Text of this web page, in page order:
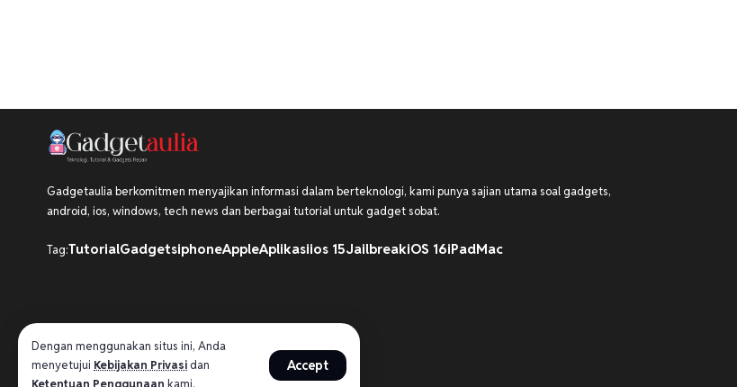
Dengan menggunakan situs ini, Anda
menyetujui Kebijakan Privasidan
Ketentuan Penggunaan kami.
Accept
Gadgetaulia berkomitmen menyajikan informasi dalam berteknologi, kami punya sajian utama soal gadgets,
android, ios, windows, tech news dan berbagai tutorial untuk gadget sobat.
Tag:TutorialGadgetsiphoneAppleAplikasiios 15JailbreakiOS 16iPadMac